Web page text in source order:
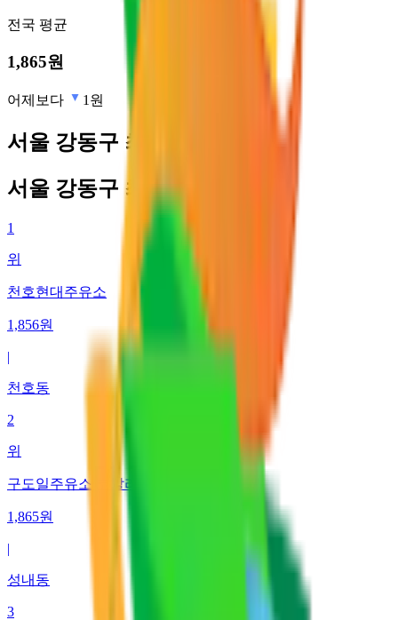
전국 평균
1,865원
어제보다 1원
서울 강동구 최저가 주유소
서울 강동구 최저가 주유소
1
위
천호현대주유소
1,856원
|
천호동
2
위
구도일주유소 코알라
1,865원
|
성내동
3